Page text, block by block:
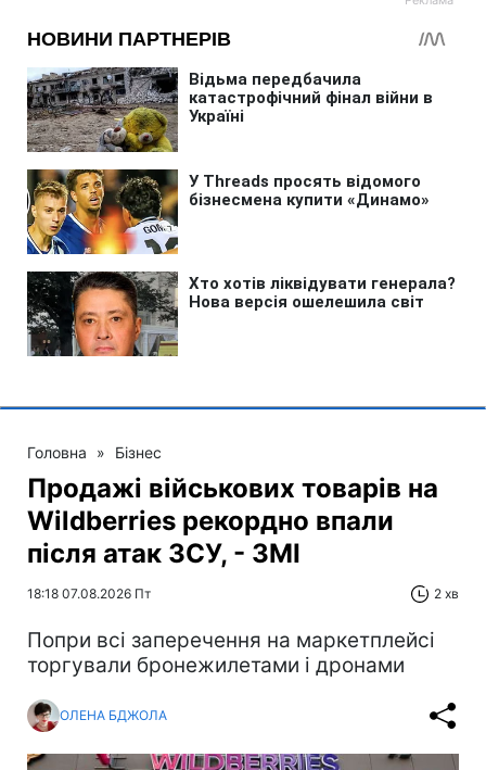
Головна » Бізнес
Продажі військових товарів на
Wildberries рекордно впали
після атак ЗСУ, - ЗМІ
18:18 07.08.2026 Пт 2 хв
Попри всі заперечення на маркетплейсі
торгували бронежилетами і дронами
ОЛЕНА БДЖОЛА